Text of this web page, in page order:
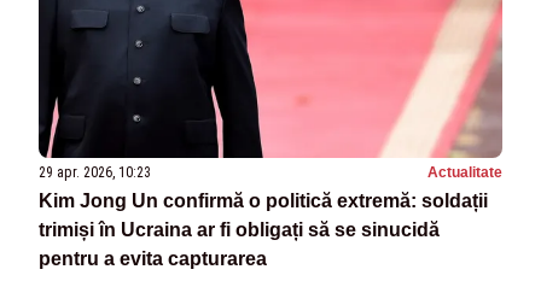
29 apr. 2026, 10:23 Actualitate
Kim Jong Un confirmă o politică extremă: soldații
trimiși în Ucraina ar fi obligați să se sinucidă
pentru a evita capturarea